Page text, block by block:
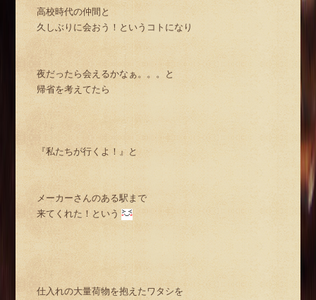
高校時代の仲間と
久しぶりに会おう！というコトになり
夜だったら会えるかなぁ。。。と
帰省を考えてたら
『私たちが行くよ！』と
メーカーさんのある駅まで
来てくれた！という
仕入れの大量荷物を抱えたワタシを